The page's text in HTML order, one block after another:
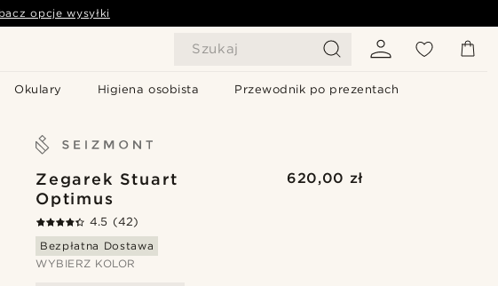
Szukaj
Okulary Higiena osobista Przewodnik po prezentach
opcje wysyłki
Zegarek Stuart
Optimus
620,00 zł
4.5 (42)
Bezpłatna Dostawa
WYBIERZ KOLOR